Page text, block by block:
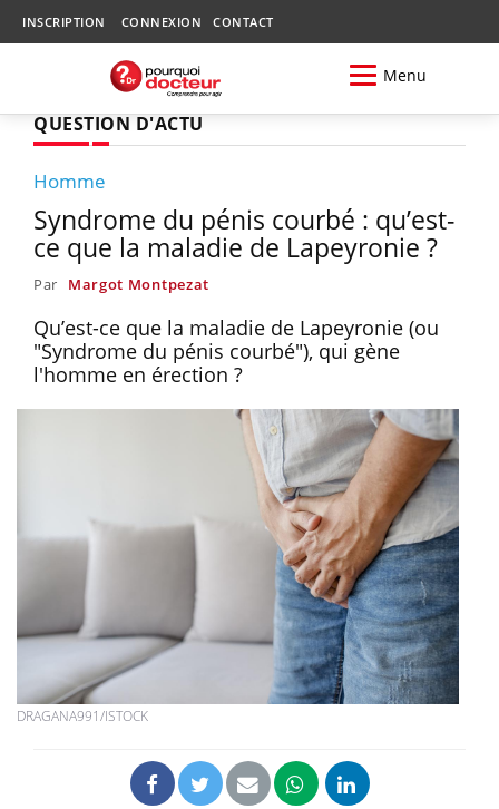
INSCRIPTION CONNEXION CONTACT
Menu
QUESTION D'ACTU
Homme
Syndrome du pénis courbé : qu’est-
ce que la maladie de Lapeyronie ?
Par Margot Montpezat
Qu’est-ce que la maladie de Lapeyronie (ou
"Syndrome du pénis courbé"), qui gène
l'homme en érection ?
DRAGANA991/ISTOCK